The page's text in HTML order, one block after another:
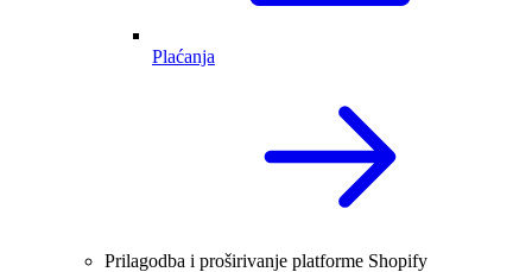
Plaćanja
Prilagodba i proširivanje platforme Shopify